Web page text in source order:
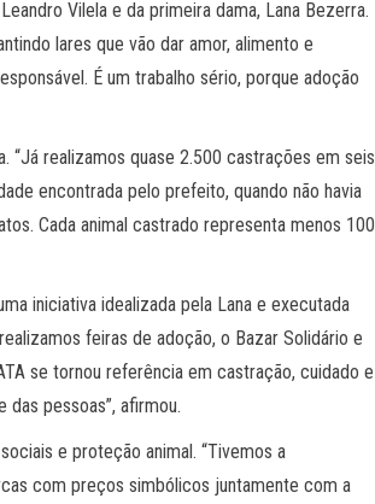
Vilela e da primeira dama, Lana Bezerra.
lares que vão dar amor, alimento e
É um trabalho sério, porque adoção
“Já realizamos quase 2.500 castrações em seis
encontrada pelo prefeito, quando não havia
Cada animal castrado representa menos 100
iniciativa idealizada pela Lana e executada
feiras de adoção, o Bazar Solidário e
se tornou referência em castração, cuidado e
pessoas”, afirmou.
e proteção animal. “Tivemos a
com preços simbólicos juntamente com a